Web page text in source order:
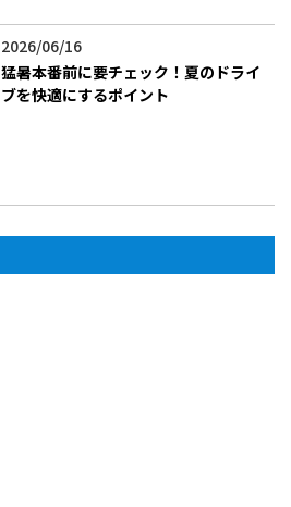
2026/06/16
猛暑本番前に要チェック！夏のドライ
ブを快適にするポイント